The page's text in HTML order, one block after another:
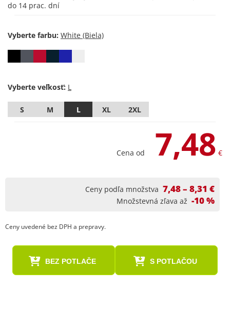
do 14 prac. dní
Vyberte farbu:
Vyberte veľkosť:
S M L XL 2XL
Cena od 7,48 €
Ceny podľa množstva 7,48 – 8,31 €
Množstevná zľava až -10 %
Ceny uvedené bez DPH a prepravy.
BEZ POTLAČE S POTLAČOU